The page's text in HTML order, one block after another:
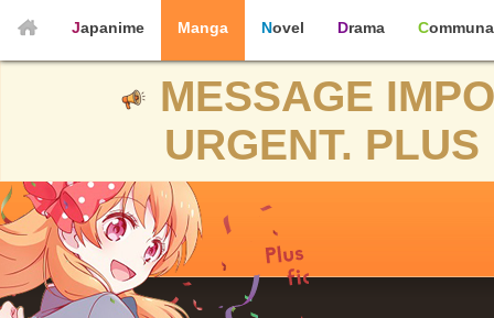
Japanime Manga Novel Drama
MESSAGE
URGENT.